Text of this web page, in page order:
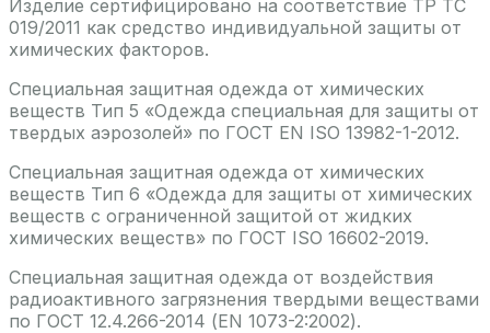
Изделие сертифицировано на соответствие ТР ТС
019/2011 как средство индивидуальной защиты от
химических факторов.
Специальная защитная одежда от химических
веществ Тип 5 «Одежда специальная для защиты от
твердых аэрозолей» по ГОСТ EN ISO 13982-1-2012.
Специальная защитная одежда от химических
веществ Тип 6 «Одежда для защиты от химических
веществ с ограниченной защитой от жидких
химических веществ» по ГОСТ ISO 16602-2019.
Специальная защитная одежда от воздействия
радиоактивного загрязнения твердыми веществами
по ГОСТ 12.4.266-2014 (EN 1073-2:2002).